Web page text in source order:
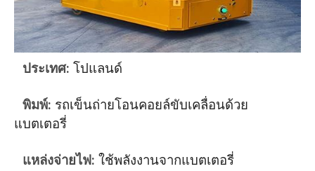
ประเทศ: โปแลนด์
พิมพ์: รถเข็นถ่ายโอนคอยล์ขับเคลื่อนด้วย
แบตเตอรี่
แหล่งจ่ายไฟ: ใช้พลังงานจากแบตเตอรี่